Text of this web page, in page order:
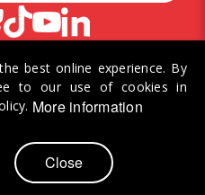
Rechte vorbehalten.
best online experience. By
to our use of cookies in
More information
Close